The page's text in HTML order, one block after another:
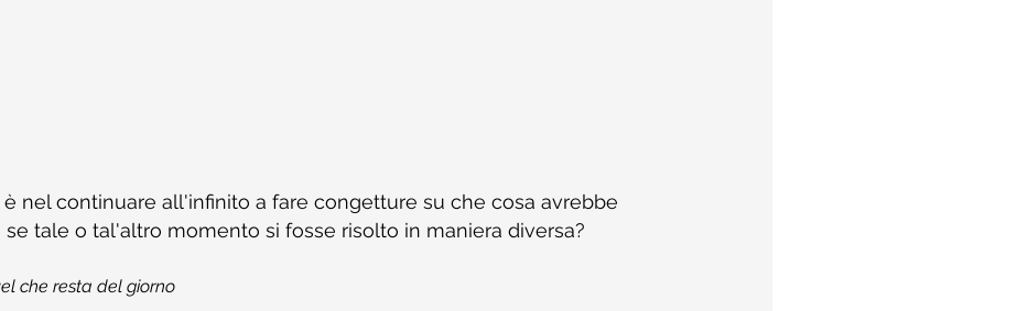
nel continuare all'infinito a fare congetture su che cosa avrebbe
tale o tal'altro momento si fosse risolto in maniera diversa?
che resta del giorno